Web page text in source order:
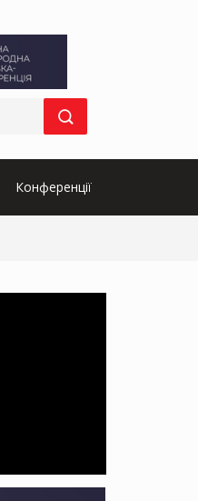
Конференції